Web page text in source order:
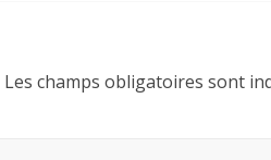
Les champs obligatoires sont